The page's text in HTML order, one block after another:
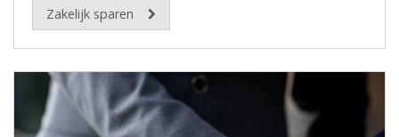
Zakelijk sparen